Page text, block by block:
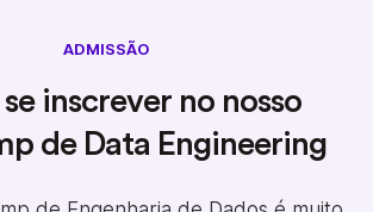
ADMISSÃO
inscrever no nosso
de Data Engineering